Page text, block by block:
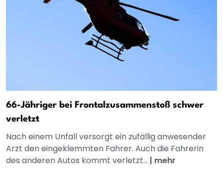
66-Jähriger bei Frontalzusammenstoß schwer
verletzt
Nach einem Unfall versorgt ein zufällig anwesender
Arzt den eingeklemmten Fahrer. Auch die Fahrerin
des anderen Autos kommt verletzt... | mehr